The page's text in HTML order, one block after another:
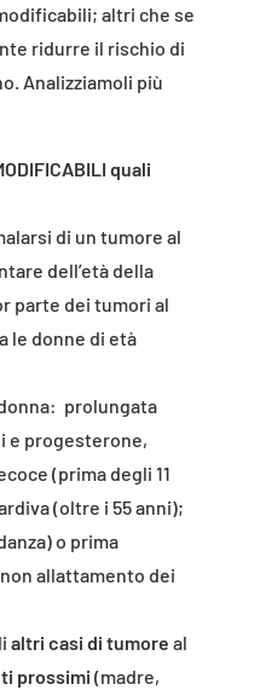
altri che se
ridurre il rischio di
Analizziamoli più
quali
di un tumore al
dell’età della
parte dei tumori al
le donne di età
prolungata
e progesterone,
(prima degli 11
(oltre i 55 anni);
o prima
allattamento dei
altri casi di tumore al
prossimi (madre,